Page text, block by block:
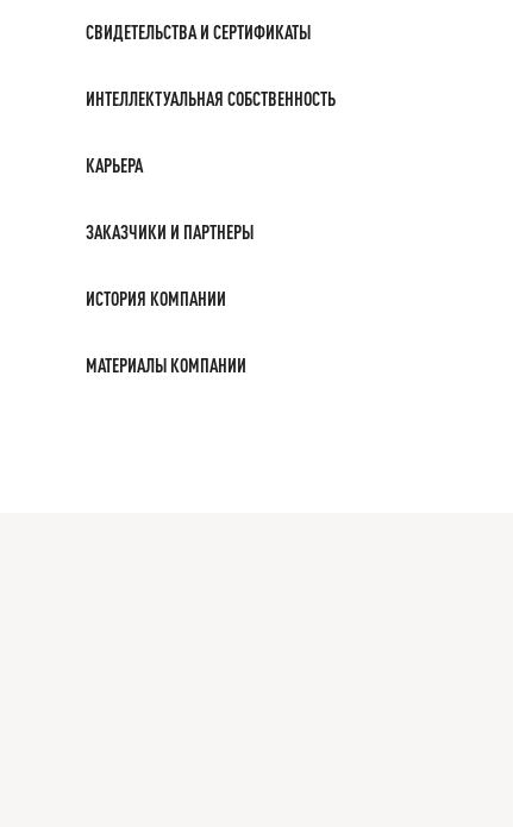
СВИДЕТЕЛЬСТВА И СЕРТИФИКАТЫ
ИНТЕЛЛЕКТУАЛЬНАЯ СОБСТВЕННОСТЬ
КАРЬЕРА
ЗАКАЗЧИКИ И ПАРТНЕРЫ
ИСТОРИЯ КОМПАНИИ
МАТЕРИАЛЫ КОМПАНИИ